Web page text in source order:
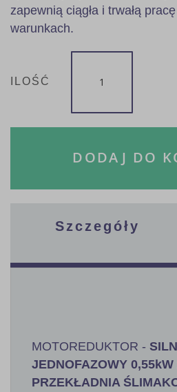
zapewnią ciągła i trwałą
warunkach.
ILOŚĆ
DODAJ DO
Szczegóły
MOTOREDUKTOR -
JEDNOFAZOWY 0,55kW
PRZEKŁADNIA